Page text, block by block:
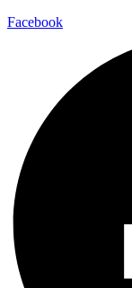
Facebook